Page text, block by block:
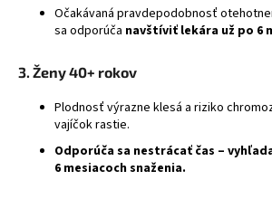
Očakávaná pravdepodobnosť
sa odporúča navštíviť lekára už po 6
3. Ženy 40+ rokov
Plodnosť výrazne klesá a riziko
vajíčok rastie.
Odporúča sa nestrácať čas –
6 mesiacoch snaženia.
HĽADAŤ